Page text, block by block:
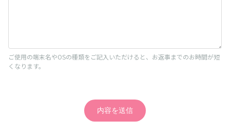
ご使用の端末名やOSの種類をご記入いただけると、お返事までのお時間が短
くなります。
内容を送信